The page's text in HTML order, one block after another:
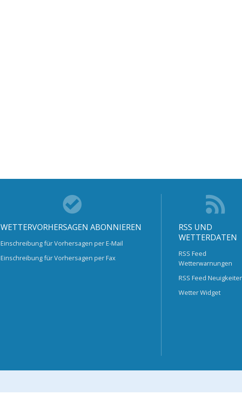
WETTERVORHERSAGEN ABONNIEREN
Einschreibung für Vorhersagen per E-Mail
Einschreibung für Vorhersagen per Fax
RSS UND
WETTERDATEN
RSS Feed
Wetterwarnungen
RSS Feed
Wetter Widget